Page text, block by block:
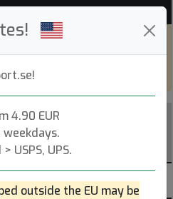
4.90 EUR
USPS, UPS.
outside the EU may be